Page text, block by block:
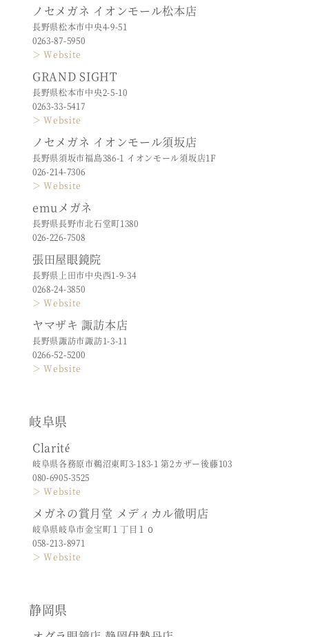
ノセメガネ イオンモール松本店
長野県松本市中央4-9-51
0263-87-5950
＞ Website
GRAND SIGHT
長野県松本市中央2-5-10
0263-33-5417
＞ Website
ノセメガネ イオンモール須坂店
長野県須坂市福島386-1 イオンモール須坂店1F
026-214-7306
＞ Website
emuメガネ
長野県長野市北石堂町1380
026-226-7508
張田屋眼鏡院
長野県上田市中央西1-9-34
0268-24-3850
＞ Website
ヤマザキ 諏訪本店
長野県諏訪市諏訪1-3-11
0266-52-5200
＞ Website
岐阜県
Clarité
岐阜県各務原市鵜沼東町3-183-1 第2カザー後藤103
080-6905-3525
＞ Website
メガネの賞月堂 メディカル徹明店
岐阜県岐阜市金宝町１丁目１０
058-213-8971
＞ Website
静岡県